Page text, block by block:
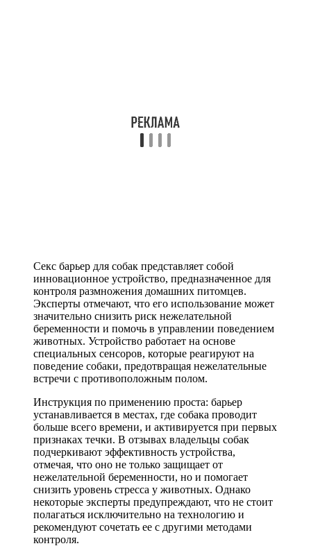
Секс барьер для собак представляет собой
инновационное устройство, предназначенное для
контроля размножения домашних питомцев.
Эксперты отмечают, что его использование может
значительно снизить риск нежелательной
беременности и помочь в управлении поведением
животных. Устройство работает на основе
специальных сенсоров, которые реагируют на
поведение собаки, предотвращая нежелательные
встречи с противоположным полом.
Инструкция по применению проста: барьер
устанавливается в местах, где собака проводит
больше всего времени, и активируется при первых
признаках течки. В отзывах владельцы собак
подчеркивают эффективность устройства,
отмечая, что оно не только защищает от
нежелательной беременности, но и помогает
снизить уровень стресса у животных. Однако
некоторые эксперты предупреждают, что не стоит
полагаться исключительно на технологию и
рекомендуют сочетать ее с другими методами
контроля.